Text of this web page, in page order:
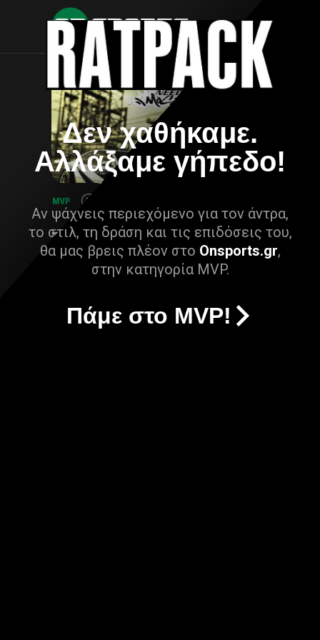
Δεν χαθήκαμε.
Αλλάξαμε γήπεδο!
Αν ψάχνεις περιεχόμενο για τον άντρα,
το στιλ, τη δράση και τις επιδόσεις του,
θα μας βρεις πλέον στο Onsports.gr,
στην κατηγορία MVP.
Πάμε στο MVP!